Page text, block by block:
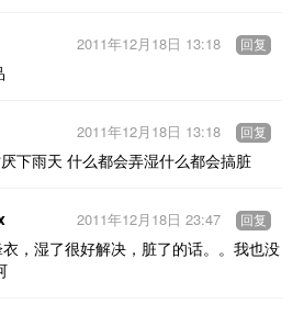
2011年12月18日 13:18 回复
下雨天 什么都会弄湿什么都会搞脏
2011年12月18日 13:18 回复
衣，湿了很好解决，脏了的话。。我也没
2011年12月18日 23:47 回复